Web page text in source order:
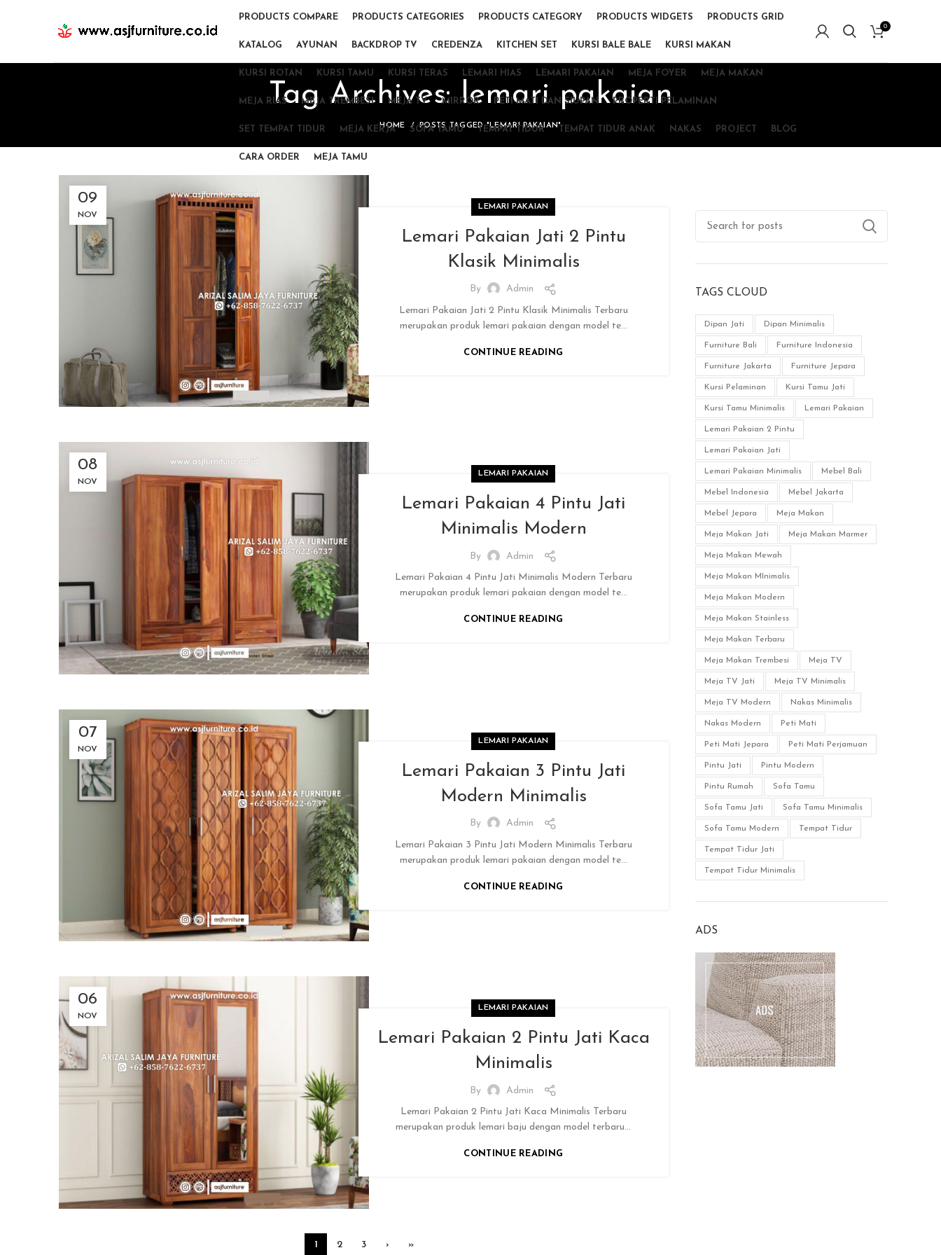
PRODUCTS COMPARE PRODUCTS CATEGORIES PRODUCTS CATEGORY PRODUCTS WIDGETS PRODUCTS GRID
KATALOG AYUNAN BACKDROP TV CREDENZA KITCHEN SET KURSI BALE BALE KURSI MAKAN
KURSI ROTAN KURSI TAMU KURSI TERAS LEMARI HIAS LEMARI PAKAIAN MEJA FOYER MEJA MAKAN
MEJA RIAS MEJA TREMBESI MEJA TV MIRROR PETI MATI DAN SIUPAN PROPERTI PELAMINAN
SET TEMPAT TIDUR MEJA KERJA SOFA TAMU TEMPAT TIDUR TEMPAT TIDUR ANAK NAKAS PROJECT BLOG
CARA ORDER MEJA TAMU
0
Tag Archives: lemari pakaian
HOME POSTS TAGGED "LEMARI PAKAIAN"
09
NOV
LEMARI PAKAIAN
Lemari Pakaian Jati 2 Pintu
Klasik Minimalis
By Admin
Lemari Pakaian Jati 2 Pintu Klasik Minimalis Terbaru
merupakan produk lemari pakaian dengan model te...
CONTINUE READING
08
NOV
LEMARI PAKAIAN
Lemari Pakaian 4 Pintu Jati
Minimalis Modern
By Admin
Lemari Pakaian 4 Pintu Jati Minimalis Modern Terbaru
merupakan produk lemari pakaian dengan model te...
CONTINUE READING
07
NOV
LEMARI PAKAIAN
Lemari Pakaian 3 Pintu Jati
Modern Minimalis
By Admin
Lemari Pakaian 3 Pintu Jati Modern Minimalis Terbaru
merupakan produk lemari pakaian dengan model te...
CONTINUE READING
06
NOV
LEMARI PAKAIAN
Lemari Pakaian 2 Pintu Jati Kaca
Minimalis
By Admin
Lemari Pakaian 2 Pintu Jati Kaca Minimalis Terbaru
merupakan produk lemari baju dengan model terbaru...
CONTINUE READING
1 2 3 › »
TAGS CLOUD
Dipan Jati Dipan Minimalis
Furniture Bali Furniture Indonesia
Furniture Jakarta Furniture Jepara
Kursi Pelaminan Kursi Tamu Jati
Kursi Tamu Minimalis Lemari Pakaian
Lemari Pakaian 2 Pintu
Lemari Pakaian Jati
Lemari Pakaian Minimalis Mebel Bali
Mebel Indonesia Mebel Jakarta
Mebel Jepara Meja Makan
Meja Makan Jati Meja Makan Marmer
Meja Makan Mewah
Meja Makan MInimalis
Meja Makan Modern
Meja Makan Stainless
Meja Makan Terbaru
Meja Makan Trembesi Meja TV
Meja TV Jati Meja TV Minimalis
Meja TV Modern Nakas Minimalis
Nakas Modern Peti Mati
Peti Mati Jepara Peti Mati Perjamuan
Pintu Jati Pintu Modern
Pintu Rumah Sofa Tamu
Sofa Tamu Jati Sofa Tamu Minimalis
Sofa Tamu Modern Tempat Tidur
Tempat Tidur Jati
Tempat Tidur Minimalis
ADS